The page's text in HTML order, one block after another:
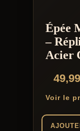
Épée
–
Acier
Voir le